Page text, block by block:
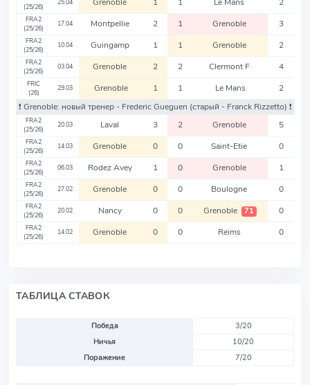
(25/26)
25.04 Grenoble 1 1 Le Mans 2
FRA2
(25/26)
17.04 Montpellie 2 1 Grenoble 3
FRA2
(25/26)
10.04 Guingamp 1 1 Grenoble 2
FRA2
(25/26)
03.04 Grenoble 2 2 Clermont F 4
FRIC
(26)
29.03 Grenoble 1 1 Le Mans
2
❗️ Grenoble: новый тренер - Frederic Gueguen (старый - Franck Rizzetto) ❗️
FRA2
(25/26)
20.03 Laval 3 2 Grenoble 5
FRA2
(25/26)
14.03 Grenoble 0 0 Saint-Etie 0
FRA2
(25/26)
06.03 Rodez Avey 1 0 Grenoble 1
FRA2
(25/26)
27.02 Grenoble 0 0 Boulogne 0
FRA2
(25/26)
20.02 Nancy 0 0 Grenoble 71 0
FRA2
(25/26)
14.02 Grenoble 0 0 Reims 0
ТАБЛИЦА СТАВОК
Победа
3/20
Ничья
10/20
Поражение
7/20